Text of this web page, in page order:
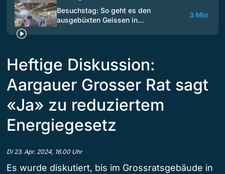
Besuchstag: So geht es den
ausgebüxten Geissen in…
3 Min
Heftige Diskussion:
Aargauer Grosser Rat sagt
«Ja» zu reduziertem
Energiegesetz
Di 23. Apr. 2024, 16.00 Uhr
Es wurde diskutiert, bis im Grossratsgebäude in